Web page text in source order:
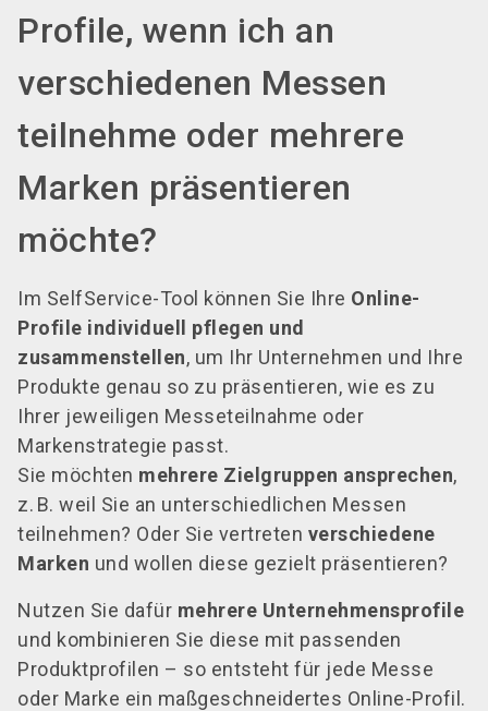
Profile, wenn ich an
verschiedenen Messen
teilnehme oder mehrere
Marken präsentieren
möchte?
Im SelfService-Tool können Sie Ihre Online-
Profile individuell pflegen und
zusammenstellen, um Ihr Unternehmen und Ihre
Produkte genau so zu präsentieren, wie es zu
Ihrer jeweiligen Messeteilnahme oder
Markenstrategie passt.
Sie möchten mehrere Zielgruppen ansprechen,
z. B. weil Sie an unterschiedlichen Messen
teilnehmen? Oder Sie vertreten verschiedene
Marken und wollen diese gezielt präsentieren?
Nutzen Sie dafür mehrere Unternehmensprofile
und kombinieren Sie diese mit passenden
Produktprofilen – so entsteht für jede Messe
oder Marke ein maßgeschneidertes Online-Profil.